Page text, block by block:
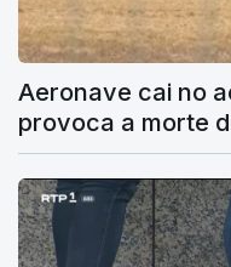
Aeronave cai no
provoca a morte